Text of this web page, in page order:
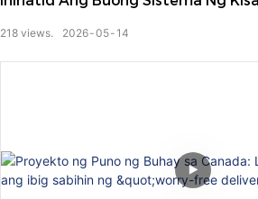
2026 05 14
218 views.